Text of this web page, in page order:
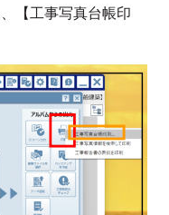
【工事写真台帳印